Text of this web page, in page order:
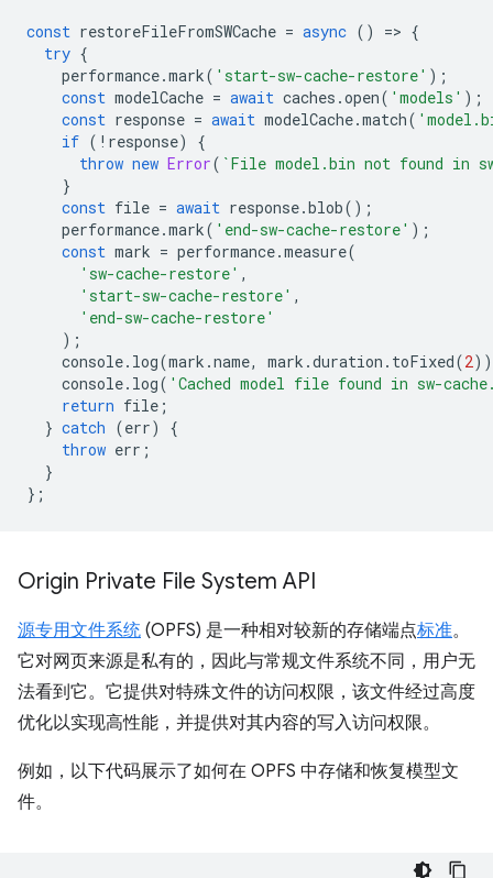
const restoreFileFromSWCache = async () => {
try {
performance.mark( 'start-sw-cache-restore' );
const modelCache = await caches .open( 'models' );
const response = await modelCache.match(
if ( ! response)
{
throw new Error( `File model.bin not found in
}
const file = await response.blob();
performance.mark( 'end-sw-cache-restore' );
const mark = performance.measure(
'sw-cache-restore' ,
'start-sw-cache-restore' ,
'end-sw-cache-restore'
);
console. log(mark .name, mark .duration . toFixed(2
console. log( 'Cached model file found in sw-
return file ;
} catch (err)
{
throw err ;
}
};
Origin Private File System API
源专用文件系统 (OPFS) 是一种相对较新的存储端点标准。
它对网页来源是私有的，因此与常规文件系统不同，用户无
法看到它。它提供对特殊文件的访问权限，该文件经过高度
优化以实现高性能，并提供对其内容的写入访问权限。
例如，以下代码展示了如何在 OPFS 中存储和恢复模型文
件。